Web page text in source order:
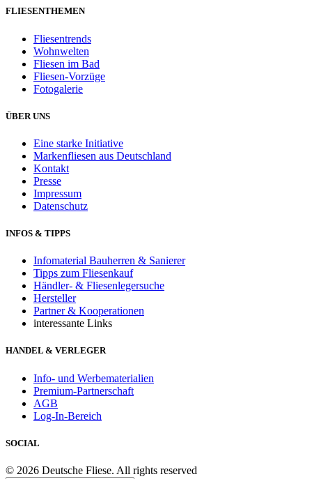
FLIESENTHEMEN
Fliesentrends
Wohnwelten
Fliesen im Bad
Fliesen-Vorzüge
Fotogalerie
ÜBER UNS
Eine starke Initiative
Markenfliesen aus Deutschland
Kontakt
Presse
Impressum
Datenschutz
INFOS & TIPPS
Infomaterial Bauherren & Sanierer
Tipps zum Fliesenkauf
Händler- & Fliesenlegersuche
Hersteller
Partner & Kooperationen
interessante Links
HANDEL & VERLEGER
Info- und Werbematerialien
Premium-Partnerschaft
AGB
Log-In-Bereich
SOCIAL
© 2026 Deutsche Fliese. All rights reserved